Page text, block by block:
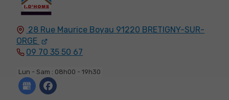
28 Rue Maurice Boyau 91220 BRETIGNY-SUR-
ORGE
09 70 35 50 67
Lun - Sam : 08h00 - 19h30